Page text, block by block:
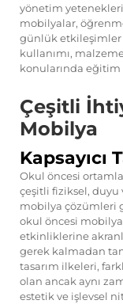
yönetim
mobilyalar,
günlük etkileşimler
kullanımı,
konularında eğitim
Çeşitli
Mobilya
Kapsayıcı
Okul öncesi
çeşitli fiziksel, duyu
mobilya çözümleri
okul öncesi
etkinliklerine
gerek kalmadan
tasarım ilkeleri,
olan ancak aynı
estetik ve işlevsel